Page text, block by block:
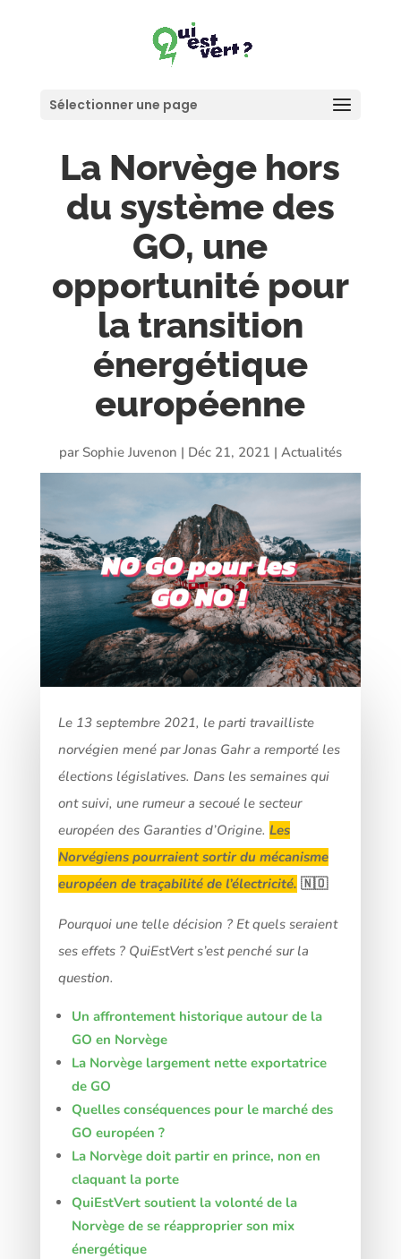
Sélectionner une page
La Norvège hors
du système des
GO, une
opportunité pour
la transition
énergétique
européenne
parSophie Juvenon | Déc 21, 2021 | Actualités
Le 13 septembre 2021, le parti travailliste
norvégien mené par Jonas Gahr a remporté les
élections législatives. Dans les semaines qui
ont suivi, une rumeur a secoué le secteur
européen des Garanties d’Origine. Les
Norvégiens pourraient sortir du mécanisme
européen de traçabilité de l’électricité. 🇳🇴
Pourquoi une telle décision ? Et quels seraient
ses effets ? QuiEstVert s’est penché sur la
question.
Un affrontement historique autour de la
GO en Norvège
La Norvège largement nette exportatrice
de GO
Quelles conséquences pour le marché des
GO européen ?
La Norvège doit partir en prince, non en
claquant la porte
QuiEstVert soutient la volonté de la
Norvège de se réapproprier son mix
énergétique